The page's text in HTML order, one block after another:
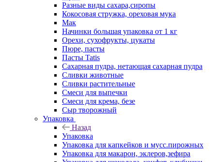
Разные виды сахара,сиропы
Кокосовая стружка, ореховая мука
Мак
Начинки большая упаковка от 1 кг
Орехи, сухофрукты, цукаты
Пюре, пасты
Пасты Tatis
Сахарная пудра, нетающая сахарная пудра
Сливки животные
Сливки растительные
Смеси для выпечки
Смеси для крема, безе
Сыр творожный
Упаковка
Назад
Упаковка
Упаковка для капкейков и мусс.пирожных
Упаковка для макарон, эклеров,зефира